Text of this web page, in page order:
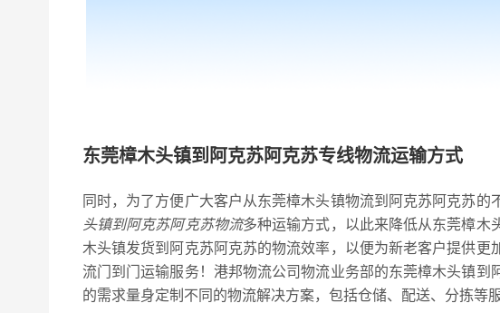
东莞樟木头镇到阿克苏阿克苏专线物流运输方式
同时，为了方便广大客户从东莞樟木头镇物流到阿克苏阿克苏的
头镇到阿克苏阿克苏物流多种运输方式，以此来降低从东莞樟木
木头镇发货到阿克苏阿克苏的物流效率，以便为新老客户提供更
流门到门运输服务！港邦物流公司物流业务部的东莞樟木头镇
的需求量身定制不同的物流解决方案，包括仓储、配送、分拣等